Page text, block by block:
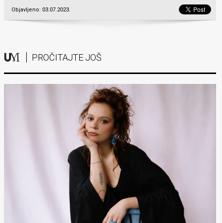
Objavljeno: 03.07.2023.
PROČITAJTE JOŠ